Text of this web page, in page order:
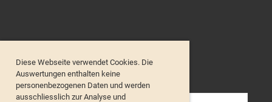
Diese Webseite verwendet Cookies. Die
Auswertungen enthalten keine
personenbezogenen Daten und werden
ausschliesslich zur Analyse und
Unsere Sponsoren